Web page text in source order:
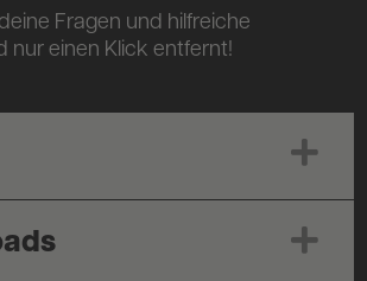
Fragen und hilfreiche
nur einen Klick entfernt!